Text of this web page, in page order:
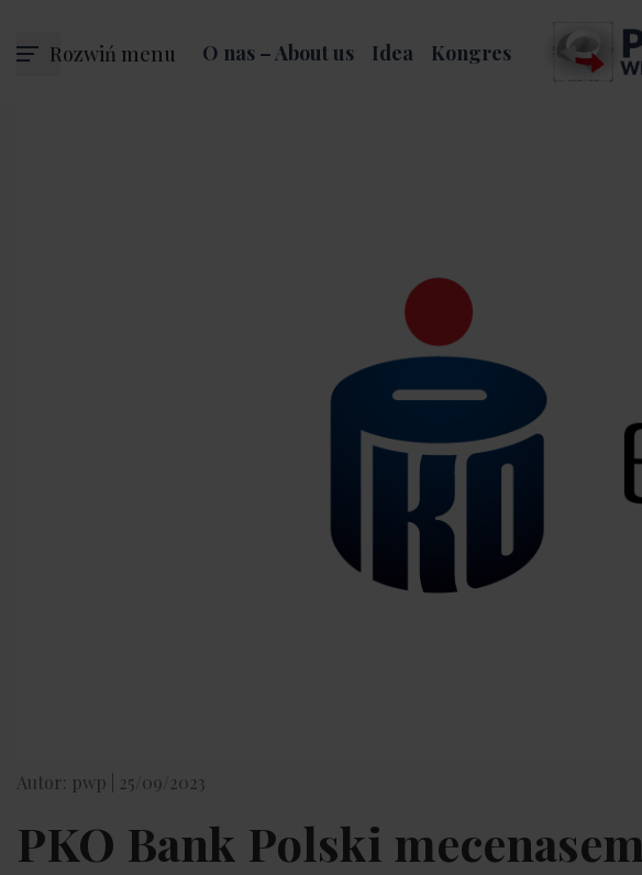
Rozwiń menu O nas – About us Idea Kongres
Autor: pwp | 25/09/2023
PKO Bank Polski